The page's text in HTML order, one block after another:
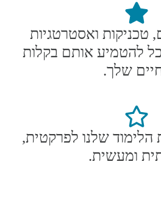
טכניקות ואסטרטגיות
להטמיע אותם בקלות
שלך.
הלימוד שלנו לפרקטית,
ומעשית.